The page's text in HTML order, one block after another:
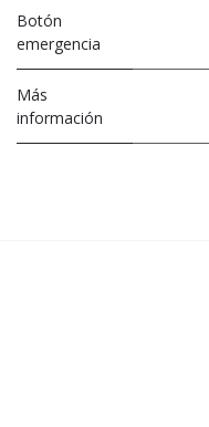
Botón
emergencia
Más
información